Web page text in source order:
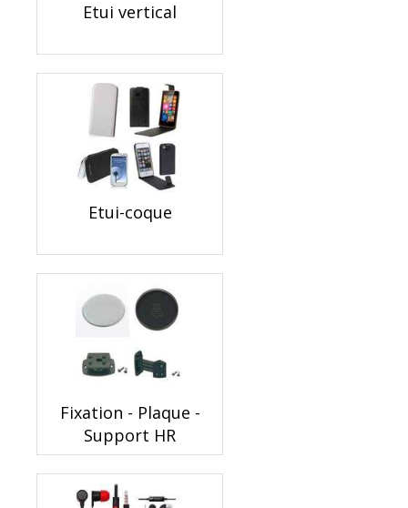
Etui vertical
Etui-coque
Fixation - Plaque -
Support HR